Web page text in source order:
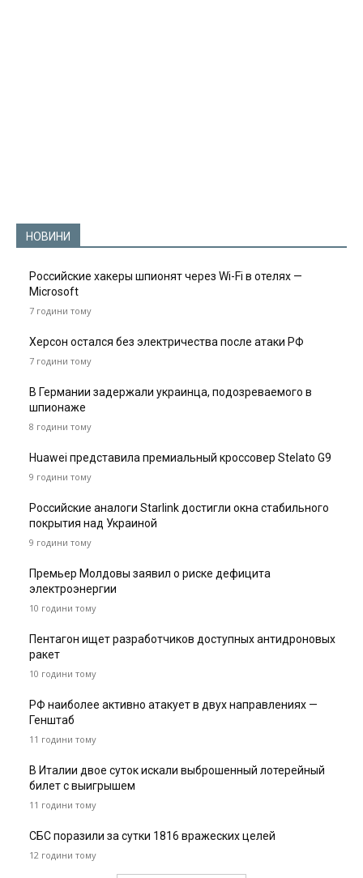
НОВИНИ
Российские хакеры шпионят через Wi-Fi в отелях —
Microsoft
7 години тому
Херсон остался без электричества после атаки РФ
7 години тому
В Германии задержали украинца, подозреваемого в
шпионаже
8 години тому
Huawei представила премиальный кроссовер Stelato G9
9 години тому
Российские аналоги Starlink достигли окна стабильного
покрытия над Украиной
9 години тому
Премьер Молдовы заявил о риске дефицита
электроэнергии
10 години тому
Пентагон ищет разработчиков доступных антидроновых
ракет
10 години тому
РФ наиболее активно атакует в двух направлениях —
Генштаб
11 години тому
В Италии двое суток искали выброшенный лотерейный
билет с выигрышем
11 години тому
СБС поразили за сутки 1816 вражеских целей
12 години тому